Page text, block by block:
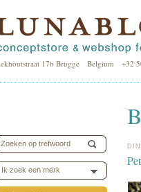
17b Brugge Belgium +32
Ik zoek een merk